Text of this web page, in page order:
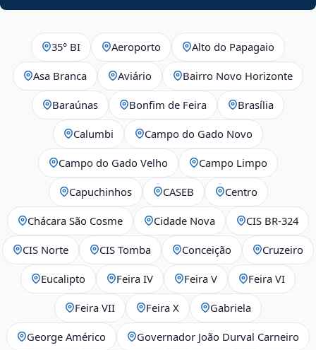
35° BI Aeroporto Alto do Papagaio
Asa Branca Aviário Bairro Novo Horizonte
Baraúnas Bonfim de Feira Brasília
Calumbi Campo do Gado Novo
Campo do Gado Velho Campo Limpo
Capuchinhos CASEB Centro
Chácara São Cosme Cidade Nova CIS BR‑324
CIS Norte CIS Tomba Conceição Cruzeiro
Eucalipto Feira IV Feira V Feira VI
Feira VII Feira X Gabriela
George Américo Governador João Durval Carneiro